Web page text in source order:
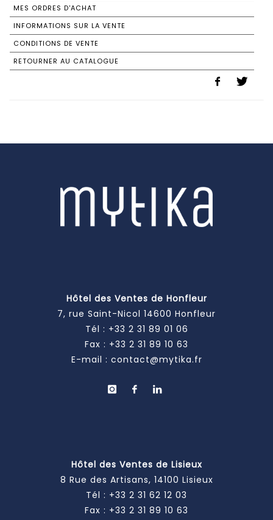
MES ORDRES D'ACHAT
INFORMATIONS SUR LA VENTE
CONDITIONS DE VENTE
RETOURNER AU CATALOGUE
Hôtel des Ventes de Honfleur
7, rue Saint-Nicol 14600 Honfleur
Tél : +33 2 31 89 01 06
Fax : +33 2 31 89 10 63
E-mail : contact@mytika.fr
Hôtel des Ventes de Lisieux
8 Rue des Artisans, 14100 Lisieux
Tél : +33 2 31 62 12 03
Fax : +33 2 31 89 10 63